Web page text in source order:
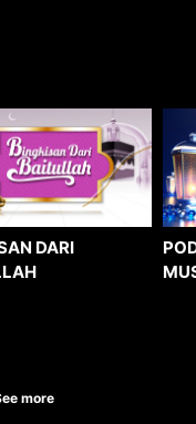
DARI
more